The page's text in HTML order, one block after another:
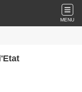
MENU